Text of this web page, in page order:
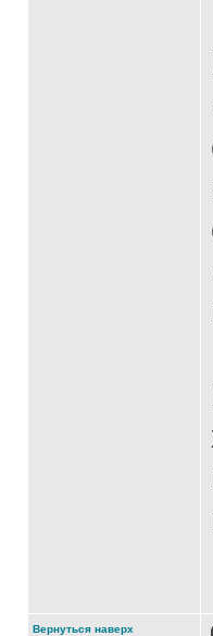
Вернуться наверх